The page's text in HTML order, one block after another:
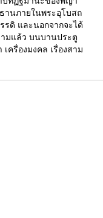
านภายในพระอุโบสถ
รดิ และนอกจากจะได้
มแล้ว บนบานประตู
ครื่องมงคล เรื่องสาม